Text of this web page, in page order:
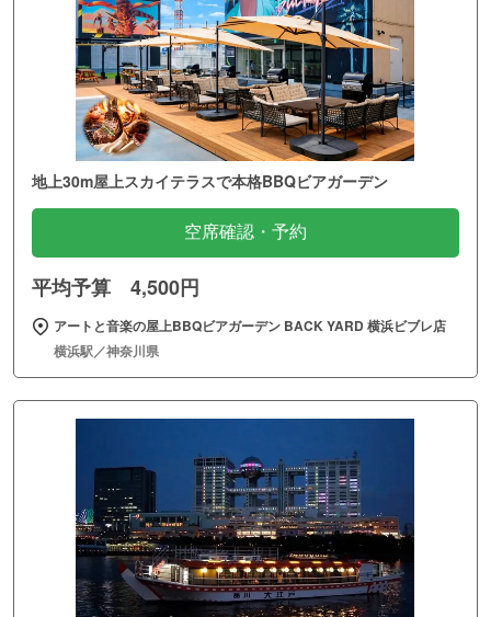
地上30m屋上スカイテラスで本格BBQビアガーデン
空席確認・予約
平均予算 4,500円
アートと音楽の屋上BBQビアガーデン BACK YARD 横浜ビブレ店
横浜駅／神奈川県